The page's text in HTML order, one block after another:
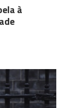
à